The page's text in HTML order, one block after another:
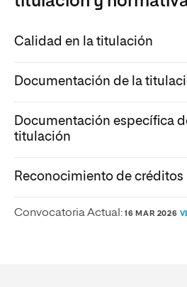
Calidad en la titulación
Documentación de la
Documentación específica
titulación
Reconocimiento de créditos
Convocatoria Actual: 16 MAR 2026